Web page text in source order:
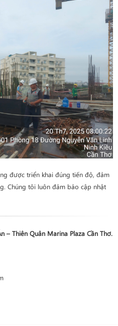
được triển khai đúng tiến độ, đảm
Chúng tôi luôn đảm bảo cập nhật
– Thiên Quân Marina Plaza Cần Thơ.